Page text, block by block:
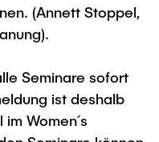
(Annett Stoppel,
Seminare sofort
ist deshalb
Women´s